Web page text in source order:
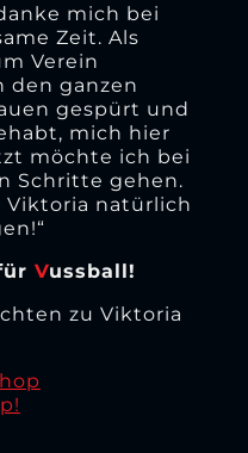
mich bei
Zeit. Als
Verein
den ganzen
gespürt und
mich hier
möchte ich bei
Schritte gehen.
Viktoria natürlich
Vussball!
zu Viktoria